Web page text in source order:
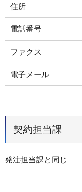
住所
電話番号
ファクス
電子メール
契約担当課
発注担当課と同じ